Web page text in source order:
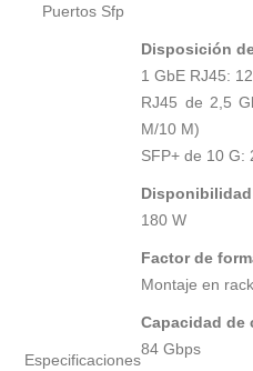
Puertos Sfp
Especificaciones
Disposición
1 GbE RJ45:
RJ45 de 2,5
M/10 M)
SFP+ de 10 G:
180 W
Factor de
Montaje en
Capacidad de
84 Gbps